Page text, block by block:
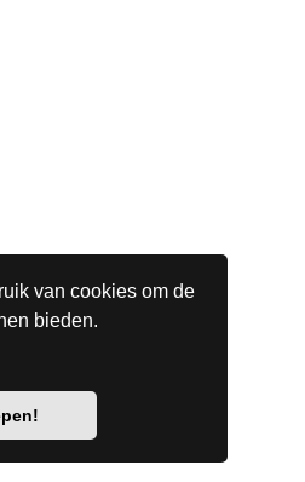
van cookies om de
bieden.